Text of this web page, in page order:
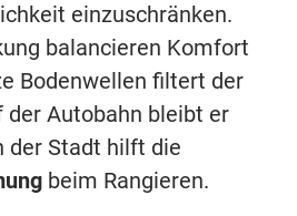
einzuschränken.
balancieren Komfort
Bodenwellen filtert der
der Autobahn bleibt er
der Stadt hilft die
beim Rangieren.